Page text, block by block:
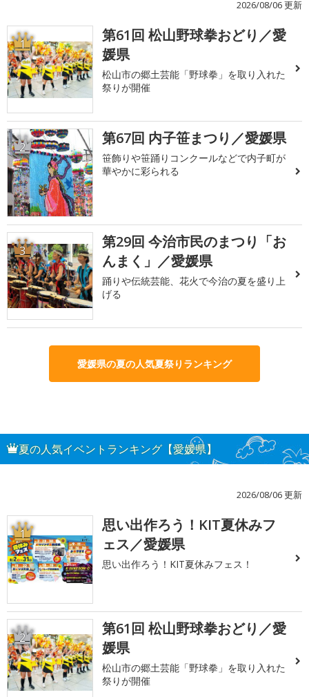
2026/08/06 更新
1
第61回 松山野球拳おどり／愛
媛県
松山市の郷土芸能「野球拳」を取り入れた
祭りが開催
2 第67回 内子笹まつり／愛媛県
笹飾りや笹踊りコンクールなどで内子町が
華やかに彩られる
3
第29回 今治市民のまつり「お
んまく」／愛媛県
踊りや伝統芸能、花火で今治の夏を盛り上
げる
愛媛県の夏の人気夏祭りランキング
夏の人気イベントランキング【愛媛県】
2026/08/06 更新
1
思い出作ろう！KIT夏休みフ
ェス／愛媛県
思い出作ろう！KIT夏休みフェス！
2
第61回 松山野球拳おどり／愛
媛県
松山市の郷土芸能「野球拳」を取り入れた
祭りが開催